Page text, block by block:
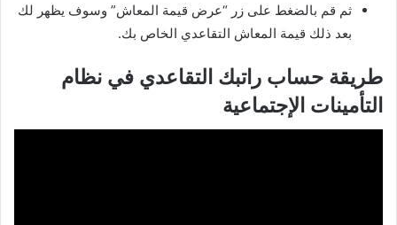
ثم قم بالضغط على زر “عرض قيمة المعاش” وسوف يظهر لك
بعد ذلك قيمة المعاش التقاعدي الخاص بك.
طريقة حساب راتبك التقاعدي في نظام
التأمينات الإجتماعية